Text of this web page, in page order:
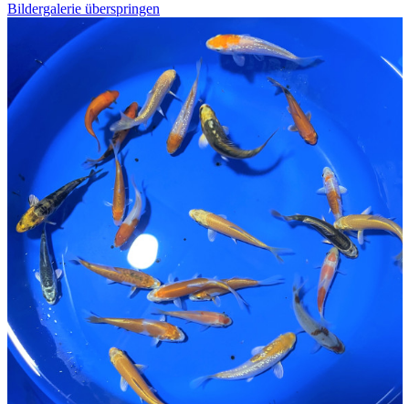
Bildergalerie überspringen